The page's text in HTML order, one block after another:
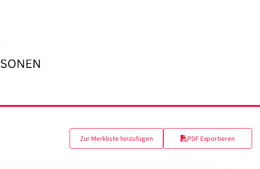
Zur Merkliste hinzufügen PDF Exportieren